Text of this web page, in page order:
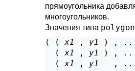
прямоугольника
многоугольников.
Значения типа polygon
( ( x1 , y1 ) ,
  (
x1 , y1 ) ,
  (
x1 , y1
,